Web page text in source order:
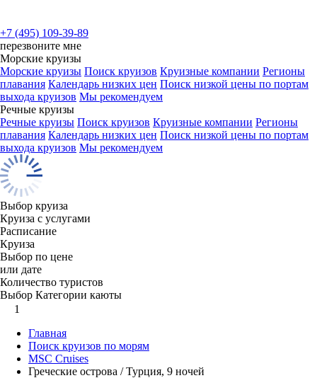
+7 (495) 109-39-89
перезвоните мне
Морские круизы
Морские круизы Поиск круизов Круизные компании Регионы
плавания Календарь низких цен Поиск низкой цены по портам
выхода круизов Мы рекомендуем
Речные круизы
Речные круизы Поиск круизов Круизные компании Регионы
плавания Календарь низких цен Поиск низкой цены по портам
выхода круизов Мы рекомендуем
Выбор круиза
Круиза с услугами
Расписание
Круиза
Выбор по цене
или дате
Количество туристов
Выбор Категории каюты
1
Главная
Поиск круизов по морям
MSC Cruises
Греческие острова / Турция, 9 ночей